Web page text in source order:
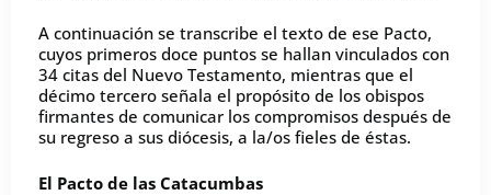
A continuación se transcribe el texto de ese Pacto,
cuyos primeros doce puntos se hallan vinculados con
34 citas del Nuevo Testamento, mientras que el
décimo tercero señala el propósito de los obispos
firmantes de comunicar los compromisos después de
su regreso a sus diócesis, a la/os fieles de éstas.
El Pacto de las Catacumbas